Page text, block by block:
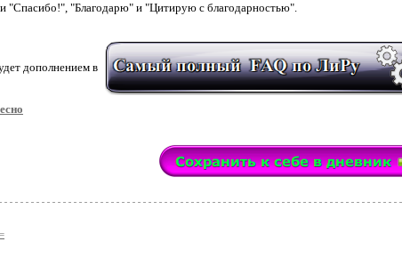
"Спасибо!", "Благодарю" и "Цитирую с благодарностью".
дополнением в